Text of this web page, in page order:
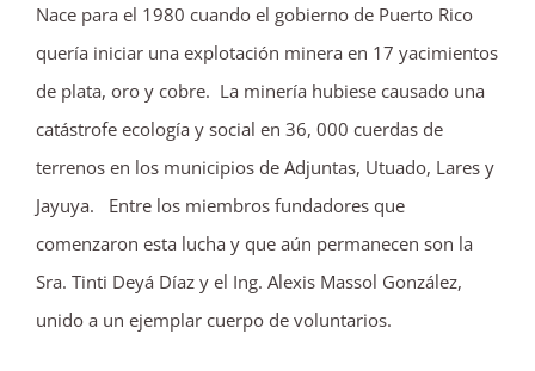
Nace para el 1980 cuando el gobierno de Puerto Rico
quería iniciar una explotación minera en 17 yacimientos
de plata, oro y cobre. La minería hubiese causado una
catástrofe ecología y social en 36, 000 cuerdas de
terrenos en los municipios de Adjuntas, Utuado, Lares y
Jayuya. Entre los miembros fundadores que
comenzaron esta lucha y que aún permanecen son la
Sra. Tinti Deyá Díaz y el Ing. Alexis Massol González,
unido a un ejemplar cuerpo de voluntarios.